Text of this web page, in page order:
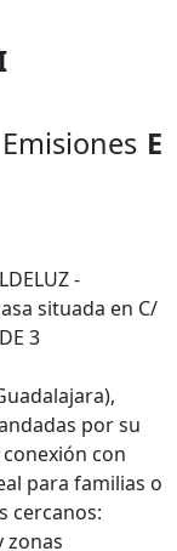
Emisiones E
-
situada en C/
3
por su
con
para familias o
cercanos:
zonas